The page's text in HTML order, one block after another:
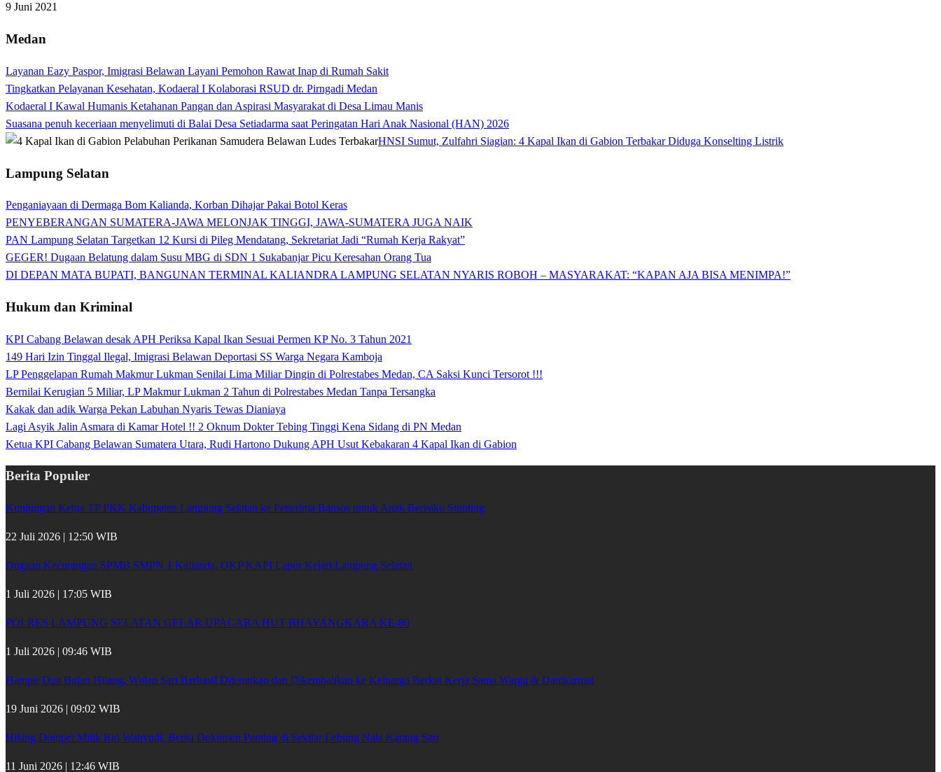
9 Juni 2021
Medan
Layanan Eazy Paspor, Imigrasi Belawan Layani Pemohon Rawat Inap di Rumah Sakit
Tingkatkan Pelayanan Kesehatan, Kodaeral I Kolaborasi RSUD dr. Pirngadi Medan‎
Kodaeral I Kawal Humanis Ketahanan Pangan dan Aspirasi Masyarakat di Desa Limau Manis
Suasana penuh keceriaan menyelimuti di Balai Desa Setiadarma saat Peringatan Hari Anak Nasional (HAN) 2026
HNSI Sumut, Zulfahri Siagian: 4 Kapal Ikan di Gabion Terbakar Diduga Konselting Listrik
Lampung Selatan
Penganiayaan di Dermaga Bom Kalianda, Korban Dihajar Pakai Botol Keras
PENYEBERANGAN SUMATERA-JAWA MELONJAK TINGGI, JAWA-SUMATERA JUGA NAIK
PAN Lampung Selatan Targetkan 12 Kursi di Pileg Mendatang, Sekretariat Jadi “Rumah Kerja Rakyat”
GEGER! Dugaan Belatung dalam Susu MBG di SDN 1 Sukabanjar Picu Keresahan Orang Tua
DI DEPAN MATA BUPATI, BANGUNAN TERMINAL KALIANDRA LAMPUNG SELATAN NYARIS ROBOH – MASYARAKAT: “KAPAN AJA BISA MENIMPA!”
Hukum dan Kriminal
KPI Cabang Belawan desak APH Periksa Kapal Ikan Sesuai Permen KP No. 3 Tahun 2021
149 Hari Izin Tinggal Ilegal, Imigrasi Belawan Deportasi SS Warga Negara Kamboja
LP Penggelapan Rumah Makmur Lukman Senilai Lima Miliar Dingin di Polrestabes Medan, CA Saksi Kunci Tersorot !!!
Bernilai Kerugian 5 Miliar, LP Makmur Lukman 2 Tahun di Polrestabes Medan Tanpa Tersangka
Kakak dan adik Warga Pekan Labuhan Nyaris Tewas Dianiaya
Lagi Asyik Jalin Asmara di Kamar Hotel !! 2 Oknum Dokter Tebing Tinggi Kena Sidang di PN Medan
Ketua KPI Cabang Belawan Sumatera Utara, Rudi Hartono Dukung APH Usut Kebakaran 4 Kapal Ikan di Gabion
Berita Populer
Kunjungan Ketua TP PKK Kabupaten Lampung Selatan ke Penerima Bansos untuk Anak Berisiko Stunting
22 Juli 2026 | 12:50 WIB
Dugaan Kecurangan SPMB SMPN 1 Kalianda, OKP KAPI Lapor Kejari Lampung Selatan
1 Juli 2026 | 17:05 WIB
POLRES LAMPUNG SELATAN GELAR UPACARA HUT BHAYANGKARA KE-80
1 Juli 2026 | 09:46 WIB
Hampir Dua Bulan Hilang, Wulan Sari Berhasil Ditemukan dan Dikembalikan ke Keluarga Berkat Kerja Sama Warga & Damkarmat
19 Juni 2026 | 09:02 WIB
Hilang Dompet Milik Rio Wahyudi, Berisi Dokumen Penting di Sekitar Lebung Nala Karang Sari
11 Juni 2026 | 12:46 WIB